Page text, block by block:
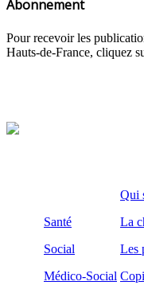
Abonnement
Pour recevoir les
Hauts-de-France, cliquez
Santé
Social
Médico-Social
Qui
La
Les